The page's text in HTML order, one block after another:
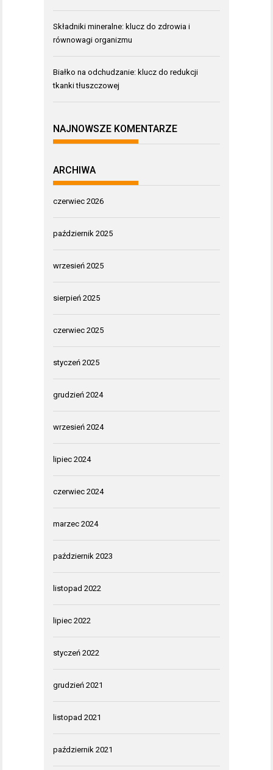
Składniki mineralne: klucz do zdrowia i
równowagi organizmu
Białko na odchudzanie: klucz do redukcji
tkanki tłuszczowej
NAJNOWSZE KOMENTARZE
ARCHIWA
czerwiec 2026
październik 2025
wrzesień 2025
sierpień 2025
czerwiec 2025
styczeń 2025
grudzień 2024
wrzesień 2024
lipiec 2024
czerwiec 2024
marzec 2024
październik 2023
listopad 2022
lipiec 2022
styczeń 2022
grudzień 2021
listopad 2021
październik 2021